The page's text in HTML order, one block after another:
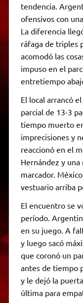
tendencia.
ofensivos con
La diferencia
ráfaga de triples
acomodó las
impuso en el
entretiempo
El local arrancó
parcial de 13-3
tiempo muerto
imprecisiones y
reaccionó en el
Hernández y
marcador.
vestuario arriba
El encuentro se
período.
en su juego. A
y luego sacó
que coronó un
antes de tiempo
y le dejó la
última para